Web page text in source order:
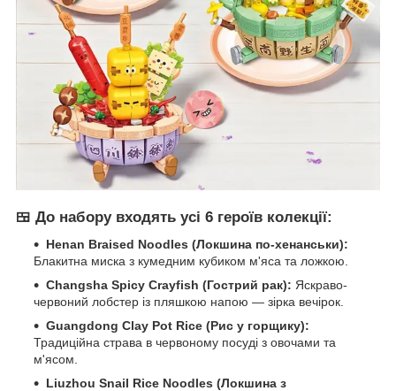
🍱 До набору входять усі 6 героїв колекції:
Henan Braised Noodles (Локшина по-хенанськи):
Блакитна миска з кумедним кубиком м'яса та ложкою.
Changsha Spicy Crayfish (Гострий рак): Яскраво-
червоний лобстер із пляшкою напою — зірка вечірок.
Guangdong Clay Pot Rice (Рис у горщику):
Традиційна страва в червоному посуді з овочами та
м'ясом.
Liuzhou Snail Rice Noodles (Локшина з